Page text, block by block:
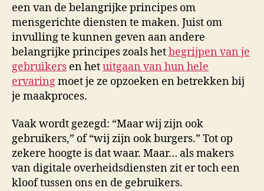
een van de belangrijke principes om
mensgerichte diensten te maken. Juist om
invulling te kunnen geven aan andere
belangrijke principes zoals hetbegrijpen van je
gebruikers en hetuitgaan van hun hele
ervaringmoet je ze opzoeken en betrekken bij
je maakproces.
Vaak wordt gezegd: “Maar wij zijn ook
gebruikers,” of “wij zijn ook burgers.” Tot op
zekere hoogte is dat waar. Maar… als makers
van digitale overheidsdiensten zit er toch een
kloof tussen ons en de gebruikers.